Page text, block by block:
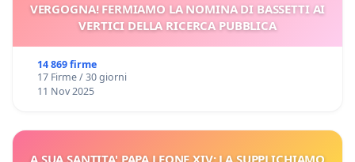
VERGOGNA! FERMIAMO LA NOMINA DI BASSETTI AI
VERTICI DELLA RICERCA PUBBLICA
14 869 firme
17 Firme / 30 giorni
11 Nov 2025
A SUA SANTITA' PAPA LEONE XIV: LA SUPPLICHIAMO